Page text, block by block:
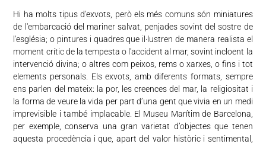
Hi ha molts tipus d'exvots, però els més comuns són miniatures
de l'embarcació del mariner salvat, penjades sovint del sostre de
l'església; o pintures i quadres que il·lustren de manera realista el
moment crític de la tempesta o l'accident al mar, sovint incloent la
intervenció divina; o altres com peixos, rems o xarxes, o fins i tot
elements personals. Els exvots, amb diferents formats, sempre
ens parlen del mateix: la por, les creences del mar, la religiositat i
la forma de veure la vida per part d’una gent que vivia en un medi
imprevisible i també implacable. El Museu Marítim de Barcelona,
per exemple, conserva una gran varietat d’objectes que tenen
aquesta procedència i que, apart del valor històric i sentimental,